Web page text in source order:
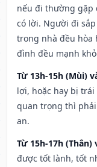
nếu đi thường gặp
có lời. Người đi
trong nhà đều hòa
đình đều mạnh
Từ 13h-15h (Mùi)
lợi, hoặc hay bị
quan trọng thì
an.
Từ 15h-17h (Thân)
được tốt lành, tốt